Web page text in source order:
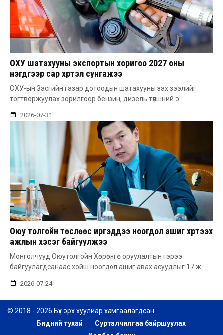
ОХУ шатахууны экспортын хоригоо 2027 оны
нэгдүгээр сар хүртэл сунгажээ
ОХУ-ын Засгийн газар дотоодын шатахууны зах зээлийг
тогтворжуулах зорилгоор бензин, дизель түлшний э
2026-07-31
Оюу толгойн төслөөс иргэддээ ноогдол ашиг хүртээх
ажлын хэсэг байгуулжээ
Монголчууд Оюутолгойн Хөрөнгө оруулалтын гэрээ
байгуулагдсанаас хойш ноогдол ашиг авах асуудлыг 17 ж
2026-07-24
© 2018 - 2026 Бүх эрх хуулиар хамгаалагдсан.
Бидний тухай
Сурталчилгаа байршуулах